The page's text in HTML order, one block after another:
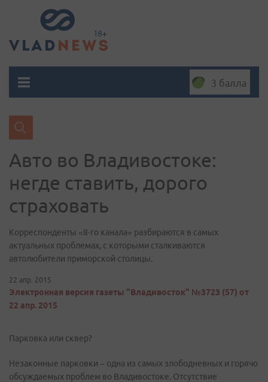
3 балла
Авто во Владивостоке:
негде ставить, дорого
страховать
Корреспонденты «8-го канала» разбираются в самых
актуальных проблемах, с которыми сталкиваются
автолюбители приморской столицы.
22 апр. 2015
Электронная версия газеты "Владивосток" №3723 (57) от
22 апр. 2015
Парковка или сквер?
Незаконные парковки – одна из самых злободневных и горячо
обсуждаемых проблем во Владивостоке. Отсутствие